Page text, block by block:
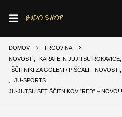
DOMOV
TRGOVINA
NOVOSTI
KARATE IN JUJITSU ROKAVICE,
ŠČITNIKI ZA GOLENI / PIŠČALI
NOVOSTI
JU-SPORTS
JU-JUTSU SET ŠČITNIKOV ”RED” – NOVO!!!